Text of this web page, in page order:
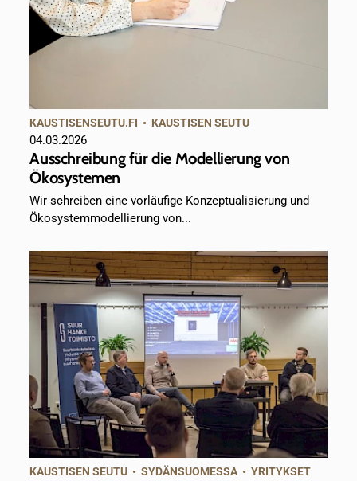
KAUSTISENSEUTU.FI • KAUSTISEN SEUTU
04.03.2026
Ausschreibung für die Modellierung von
Ökosystemen
Wir schreiben eine vorläufige Konzeptualisierung und
Ökosystemmodellierung von...
KAUSTISEN SEUTU •SYDÄNSUOMESSA •YRITYKSET